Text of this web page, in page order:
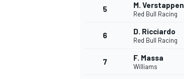
5 M. Verstappen
Red Bull Racing
6 D. Ricciardo
Red Bull Racing
7 F. Massa
Williams